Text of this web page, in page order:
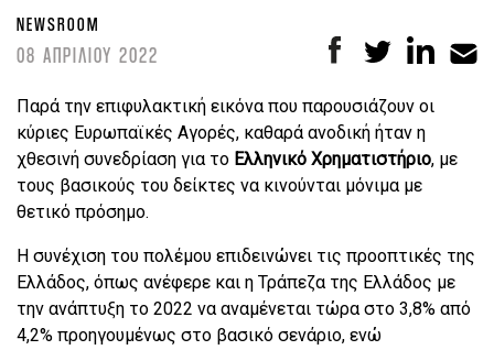
NEWSROOM
08 ΑΠΡΙΛΙΟΥ 2022
Παρά την επιφυλακτική εικόνα που παρουσιάζουν οι
κύριες Ευρωπαϊκές Αγορές, καθαρά ανοδική ήταν η
χθεσινή συνεδρίαση για το Ελληνικό Χρηματιστήριο, με
τους βασικούς του δείκτες να κινούνται μόνιμα με
θετικό πρόσημο.
Η συνέχιση του πολέμου επιδεινώνει τις προοπτικές της
Ελλάδος, όπως ανέφερε και η Τράπεζα της Ελλάδος με
την ανάπτυξη το 2022 να αναμένεται τώρα στο 3,8% από
4,2% προηγουμένως στο βασικό σενάριο, ενώ